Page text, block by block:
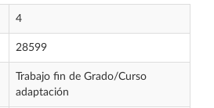
4
28599
Trabajo fin de Grado/Curso
adaptación